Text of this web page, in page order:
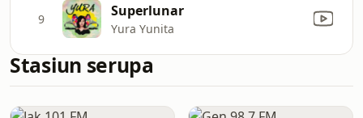
9 Superlunar
Yura Yunita
Stasiun serupa